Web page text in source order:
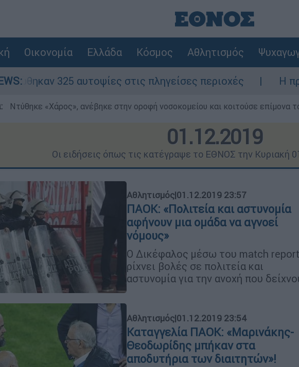
Οικονομία Ελλάδα Κόσμος Αθλητισμός
στις πληγείσες περιοχές Η πρώτη δήλωση της
Ντύθηκε «Χάρος», ανέβηκε στην οροφή νοσοκομείου και κοιτούσε επίμονα
01.12.2019
Οι ειδήσεις όπως τις κατέγραψε το ΕΘΝΟΣ την Κυριακή
Αθλητισμός|01.12.2019 23:57
ΠΑΟΚ: «Πολιτεία και αστυνομία
αφήνουν μια ομάδα να αγνοεί
νόμους»
Ο Δικέφαλος μέσω του match report
ρίχνει βολές σε πολιτεία και
αστυνομία για την ανοχή που
Αθλητισμός|01.12.2019 23:54
Καταγγελία ΠΑΟΚ: «Μαρινάκης-
Θεοδωρίδης μπήκαν στα
αποδυτήρια των διαιτητών»!